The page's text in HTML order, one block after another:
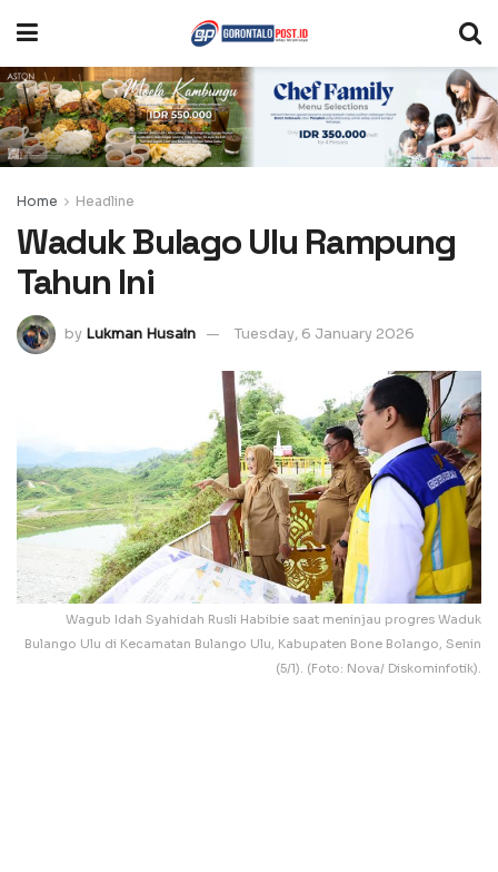
Home Headline
Waduk Bulago Ulu Rampung
Tahun Ini
by Lukman Husain Tuesday, 6 January 2026
Wagub Idah Syahidah Rusli Habibie saat meninjau progres Waduk
Bulango Ulu di Kecamatan Bulango Ulu, Kabupaten Bone Bolango, Senin
(5/1). (Foto: Nova/ Diskominfotik).